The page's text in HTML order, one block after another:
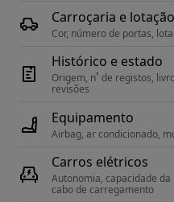
Carroçaria e lotação
Cor, número de portas,
Histórico e estado
Origem, n˚ de registos,
revisões
Equipamento
Airbag, ar condicionado,
Carros elétricos
Autonomia, capacidade da
cabo de carregamento